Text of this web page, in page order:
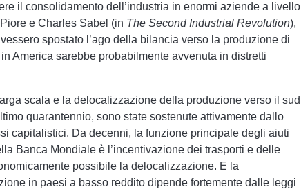
il consolidamento dell’industria in enormi aziende a livello
e Charles Sabel (in The Second Industrial Revolution),
spostato l’ago della bilancia verso la produzione di
America sarebbe probabilmente avvenuta in distretti
scala e la delocalizzazione della produzione verso il sud
quarantennio, sono state sostenute attivamente dallo
capitalistici. Da decenni, la funzione principale degli aiuti
Banca Mondiale è l’incentivazione dei trasporti e delle
possibile la delocalizzazione. E la
in paesi a basso reddito dipende fortemente dalle leggi